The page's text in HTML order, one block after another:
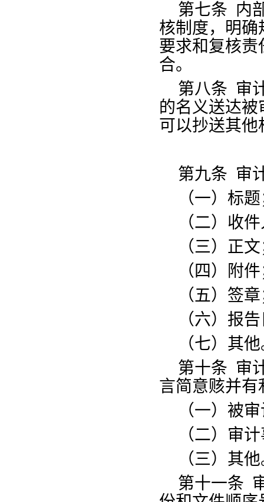
第七条 内
核制度，明
要求和复核
合。
第八条 审
的名义送达
可以抄送其他
第九条 审
（一）标
（二）收
（三）正
（四）附
（五）签
（六）报
（七）其
第十条 审
言简意赅并
（一） 被
（二）审
（三）其
第十一条